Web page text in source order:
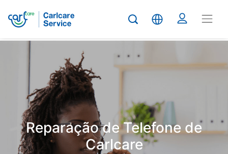
Carlcare
Phone
repair
Reparação de Telefone de
Carlcare